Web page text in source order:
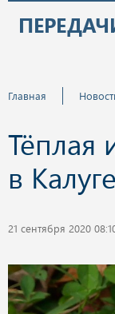
Главная
Тёплая
в Калуге
21 сентября 2020